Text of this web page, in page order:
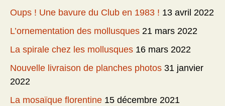
Oups ! Une bavure du Club en 1983 ! 13 avril 2022
L’ornementation des mollusques 21 mars 2022
La spirale chez les mollusques 16 mars 2022
Nouvelle livraison de planches photos 31 janvier
2022
La mosaïque florentine 15 décembre 2021